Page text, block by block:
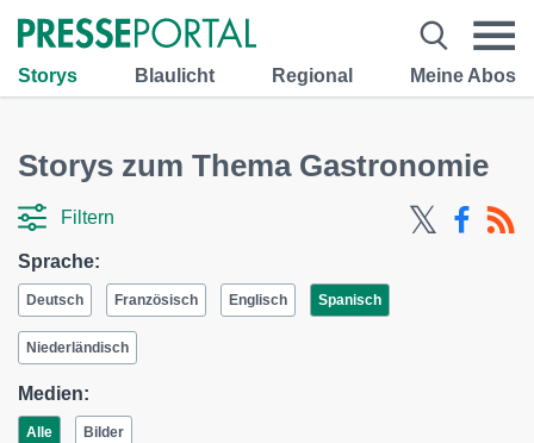
Storys Blaulicht Regional Meine Abos
Storys zum Thema Gastronomie
Filtern
Sprache:
Deutsch Französisch Englisch Spanisch
Niederländisch
Medien:
Alle Bilder